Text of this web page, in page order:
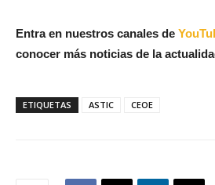
Entra en nuestros canales de
conocer más noticias de la
ETIQUETAS ASTIC CEOE